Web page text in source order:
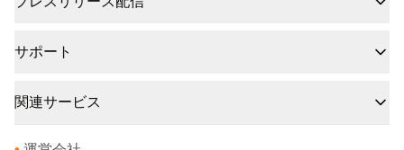
サポート
関連サービス